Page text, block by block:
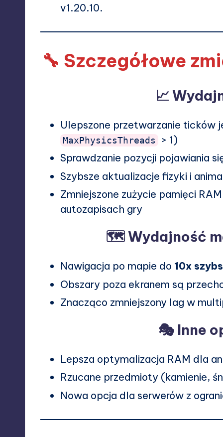
v1.20.10.
🔧 Szczegółowe
📈
Ulepszone przetwarzanie
MaxPhysicsThreads
> 1)
Sprawdzanie pozycji pojawiania
Szybsze aktualizacje fizyki i
Zmniejszone zużycie pamięci
autozapisach gry
🗺️ Wydajność
Nawigacja po mapie do 10x
Obszary poza ekranem są
Znacząco zmniejszony lag w
🎭 Inne
Lepsza optymalizacja RAM dla
Rzucane przedmioty (kamienie,
Nowa opcja dla serwerów z